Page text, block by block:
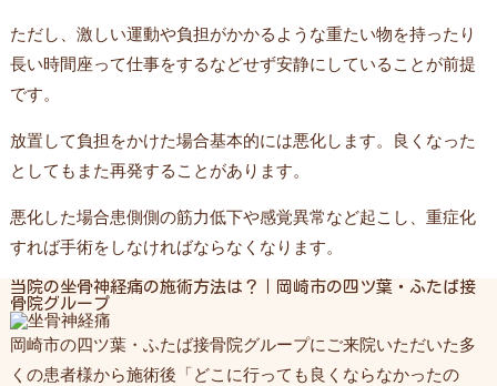
ただし、激しい運動や負担がかかるような重たい物を持ったり
長い時間座って仕事をするなどせず安静にしていることが前提
です。
放置して負担をかけた場合基本的には悪化します。良くなった
としてもまた再発することがあります。
悪化した場合患側側の筋力低下や感覚異常など起こし、重症化
すれば手術をしなければならなくなります。
当院の坐骨神経痛の施術方法は？｜岡崎市の四ツ葉・ふたば接
骨院グループ
岡崎市の四ツ葉・ふたば接骨院グループにご来院いただいた多
くの患者様から施術後「どこに行っても良くならなかったの